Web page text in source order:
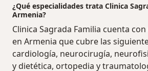
¿Qué especialidades trata Clinica
Armenia?
Clinica Sagrada Familia cuenta
en Armenia que cubre las
cardiología, neurocirugía,
y dietética, ortopedia y